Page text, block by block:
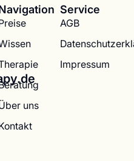
uns
Service
AGB
Impressum